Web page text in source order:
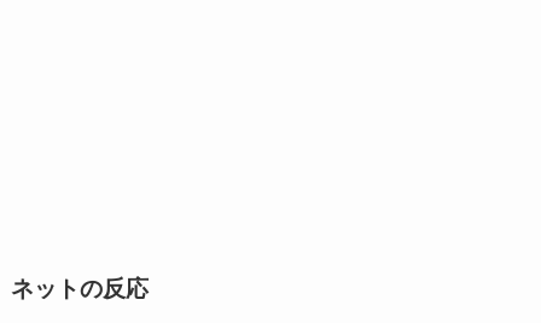
ネットの反応